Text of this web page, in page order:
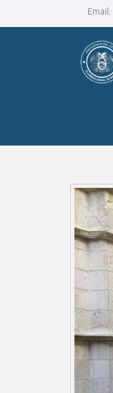
Email: